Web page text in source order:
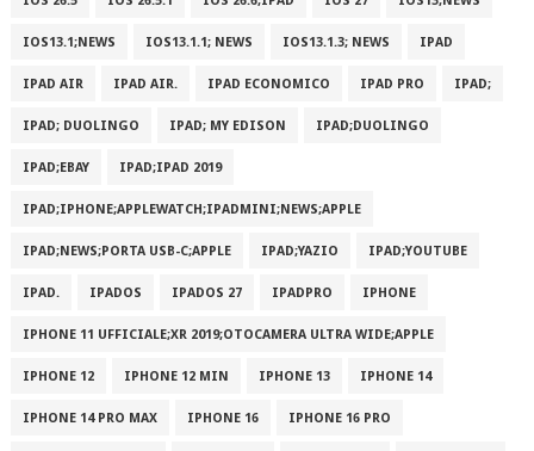
IOS13.1;NEWS IOS13.1.1; NEWS IOS13.1.3; NEWS IPAD
IPAD AIR IPAD AIR. IPAD ECONOMICO IPAD PRO IPAD;
IPAD; DUOLINGO IPAD; MY EDISON IPAD;DUOLINGO
IPAD;EBAY IPAD;IPAD 2019
IPAD;IPHONE;APPLEWATCH;IPADMINI;NEWS;APPLE
IPAD;NEWS;PORTA USB-C;APPLE IPAD;YAZIO IPAD;YOUTUBE
IPAD. IPADOS IPADOS 27 IPADPRO IPHONE
IPHONE 11 UFFICIALE;XR 2019;OTOCAMERA ULTRA WIDE;APPLE
IPHONE 12 IPHONE 12 MIN IPHONE 13 IPHONE 14
IPHONE 14 PRO MAX IPHONE 16 IPHONE 16 PRO